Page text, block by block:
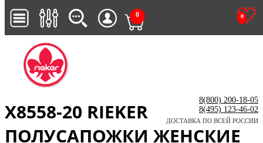
0
0
8(800) 200-18-05
8(495) 123-46-02
ДОСТАВКА ПО ВСЕЙ РОССИИ
X8558-20 RIEKER
ПОЛУСАПОЖКИ ЖЕНСКИЕ